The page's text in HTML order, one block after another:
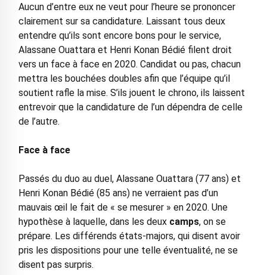
Aucun d’entre eux ne veut pour l’heure se prononcer
clairement sur sa candidature. Laissant tous deux
entendre qu’ils sont encore bons pour le service,
Alassane Ouattara et Henri Konan Bédié filent droit
vers un face à face en 2020. Candidat ou pas, chacun
mettra les bouchées doubles afin que l’équipe qu’il
soutient rafle la mise. S’ils jouent le chrono, ils laissent
entrevoir que la candidature de l’un dépendra de celle
de l’autre.
Face à face
Passés du duo au duel, Alassane Ouattara (77 ans) et
Henri Konan Bédié (85 ans) ne verraient pas d’un
mauvais œil le fait de « se mesurer » en 2020. Une
hypothèse à laquelle, dans les deux camps, on se
prépare. Les différends états-majors, qui disent avoir
pris les dispositions pour une telle éventualité, ne se
disent pas surpris.